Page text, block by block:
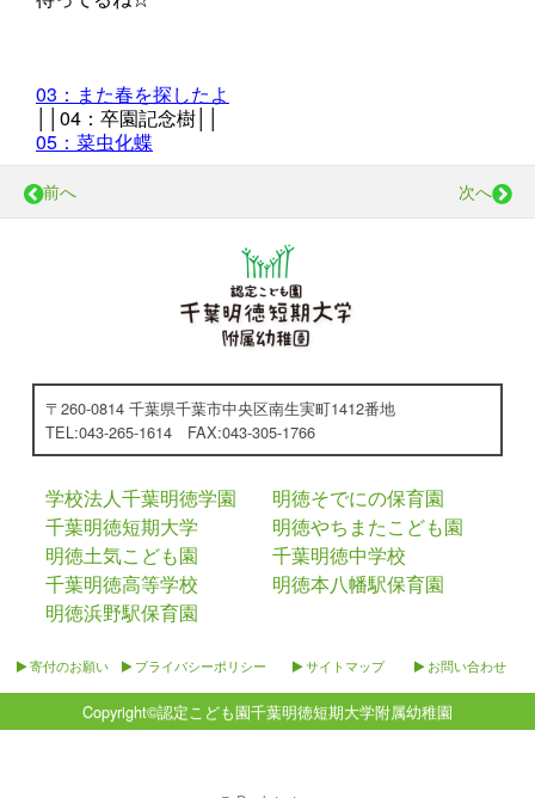
03：また春を探したよ
││04：卒園記念樹││
05：菜虫化蝶
前へ 次へ
〒260-0814 千葉県千葉市中央区南生実町1412番地
TEL:043-265-1614 FAX:043-305-1766
学校法人千葉明徳学園
明徳そでにの保育園
千葉明徳短期大学
明徳やちまたこども園
明徳土気こども園
千葉明徳中学校
千葉明徳高等学校
明徳本八幡駅保育園
明徳浜野駅保育園
寄付のお願い プライバシーポリシー サイトマップ お問い合わせ
Copyright©認定こども園千葉明徳短期大学附属幼稚園